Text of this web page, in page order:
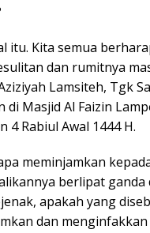
itu. Kita semua
dan rumitnya
Lamsiteh, Tgk
Masjid Al Faizin
4 Rabiul Awal 1444 H.
meminjamkan
berlipat
apakah yang
dan